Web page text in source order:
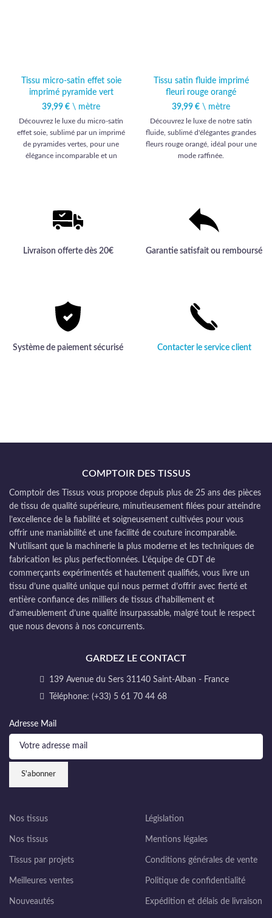
Tissu micro-satin effet soie
imprimé pyramide vert
39,99 € \ mètre
Découvrez le luxe du micro-satin
effet soie, sublimé par un imprimé
de pyramides vertes, pour une
élégance incomparable et un
Tissu satin fluide imprimé
fleuri rouge orangé
39,99 € \ mètre
Découvrez le luxe de notre satin
fluide, sublimé d'élégantes grandes
fleurs rouge orangé, idéal pour une
mode raffinée.
Livraison offerte dès 20€ Garantie satisfait ou remboursé
Système de paiement sécurisé Contacter le service client
COMPTOIR DES TISSUS
Comptoir des Tissus vous propose depuis plus de 25 ans des pièces
de tissu de qualité supérieure, minutieusement filées pour atteindre
l’excellence de la fiabilité et soigneusement cultivées pour vous
offrir une maniabilité et une facilité de couture incomparable.
N’utilisant que la machinerie la plus moderne et les techniques de
fabrication les plus perfectionnées. L’équipe de CDT de
commerçants expérimentés et hautement qualifiés, vous livre un
tissu d’une qualité unique qui nous permet d’offrir avec fierté et
entière confiance des milliers de tissus d’habillement et
d’ameublement d’une qualité insurpassable, malgré tout le respect
que nous devons à nos concurrents.
GARDEZ LE CONTACT
139 Avenue du Sers 31140 Saint-Alban - France
Téléphone: (+33) 5 61 70 44 68
Adresse Mail
Nos tissus
Nos tissus
Tissus par projets
Meilleures ventes
Nouveautés
Législation
Mentions légales
Conditions générales de vente
Politique de confidentialité
Expédition et délais de livraison